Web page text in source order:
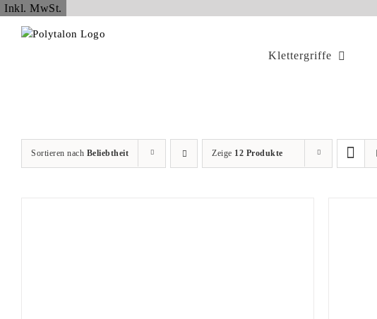
Inkl. MwSt.
springen
Klettergriffe
Sortieren nach Beliebtheit Zeige 12 Produkte